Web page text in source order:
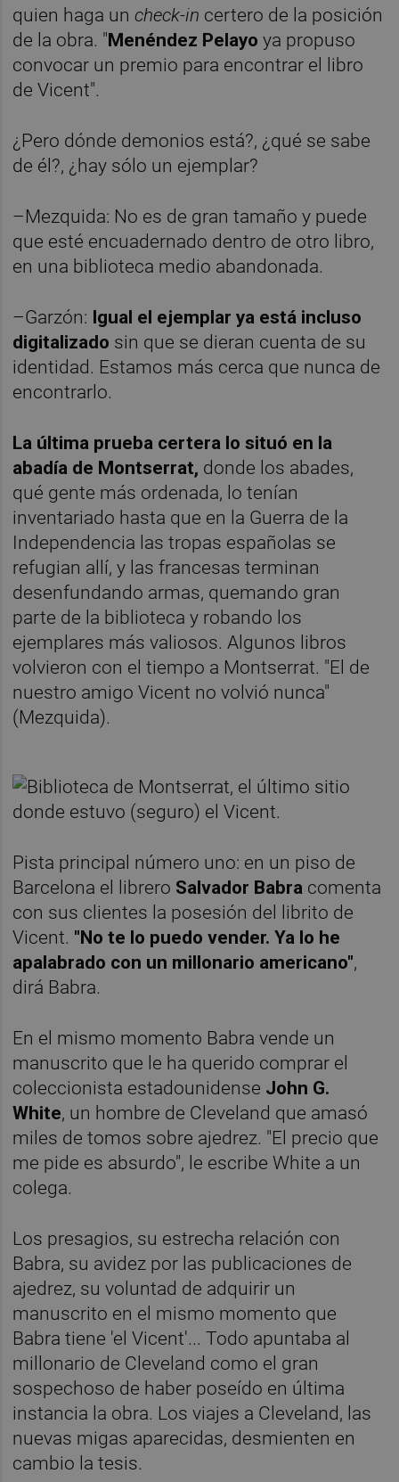
quien haga uncheck-in certero de la posición
de la obra. "Menéndez Pelayoya propuso
convocar un premio para encontrar el libro
de Vicent".
¿Pero dónde demonios está?, ¿qué se sabe
de él?, ¿hay sólo un ejemplar?
–Mezquida: No es de gran tamaño y puede
que esté encuadernado dentro de otro libro,
en una biblioteca medio abandonada.
–Garzón: Igual el ejemplar ya está incluso
digitalizado sin que se dieran cuenta de su
identidad. Estamos más cerca que nunca de
encontrarlo.
La última prueba certera lo situó en la
abadía de Montserrat, donde los abades,
qué gente más ordenada, lo tenían
inventariado hasta que en la Guerra de la
Independencia las tropas españolas se
refugian allí, y las francesas terminan
desenfundando armas, quemando gran
parte de la biblioteca y robando los
ejemplares más valiosos. Algunos libros
volvieron con el tiempo a Montserrat. "El de
nuestro amigo Vicent no volvió nunca"
(Mezquida).
Pista principal número uno: en un piso de
Barcelona el librero Salvador Babra comenta
con sus clientes la posesión del librito de
Vicent. "No te lo puedo vender. Ya lo he
apalabrado con un millonario americano",
dirá Babra.
En el mismo momento Babra vende un
manuscrito que le ha querido comprar el
coleccionista estadounidense John G.
White, un hombre de Cleveland que amasó
miles de tomos sobre ajedrez. "El precio que
me pide es absurdo", le escribe White a un
colega.
Los presagios, su estrecha relación con
Babra, su avidez por las publicaciones de
ajedrez, su voluntad de adquirir un
manuscrito en el mismo momento que
Babra tiene 'el Vicent'... Todo apuntaba al
millonario de Cleveland como el gran
sospechoso de haber poseído en última
instancia la obra. Los viajes a Cleveland, las
nuevas migas aparecidas, desmienten en
cambio la tesis.